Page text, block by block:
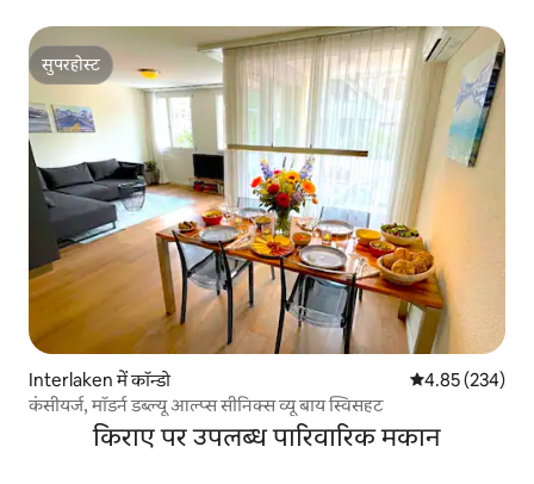
सुपरहोस्ट
सुपरहोस्ट
Interlaken में कॉन्डो औसत रेटिंग 5 में से
4.85 (234)
कंसीयर्ज, मॉडर्न डब्ल्यू आल्प्स सीनिक्स व्यू बाय स्विसहट
किराए पर उपलब्ध पारिवारिक मकान